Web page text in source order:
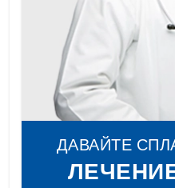
ДАВАЙТЕ